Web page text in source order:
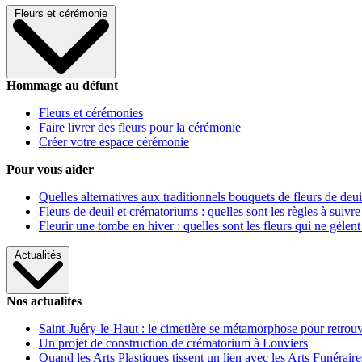
Fleurs et cérémonie
Hommage au défunt
Fleurs et cérémonies
Faire livrer des fleurs pour la cérémonie
Créer votre espace cérémonie
Pour vous aider
Quelles alternatives aux traditionnels bouquets de fleurs de
Fleurs de deuil et crématoriums : quelles sont les règles à
Fleurir une tombe en hiver : quelles sont les fleurs qui ne gèlent
Actualités
Nos actualités
Saint-Juéry-le-Haut : le cimetière se métamorphose pour
Un projet de construction de crématorium à Louviers
Quand les Arts Plastiques tissent un lien avec les Arts